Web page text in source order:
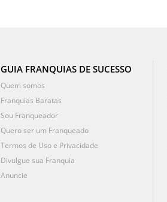
GUIA FRANQUIAS DE SUCESSO
Quem somos
Franquias Baratas
Sou Franqueador
Quero ser um Franqueado
Termos de Uso e Privacidade
Divulgue sua Franquia
Anuncie